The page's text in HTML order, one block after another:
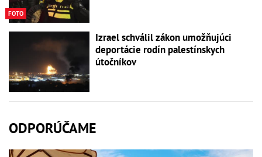
FOTO
Izrael schválil zákon umožňujúci
deportácie rodín palestínskych
útočníkov
ODPORÚČAME